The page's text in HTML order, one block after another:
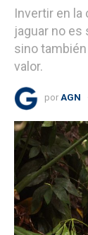
Invertir en la
jaguar no es
sino
valor.
por AGN